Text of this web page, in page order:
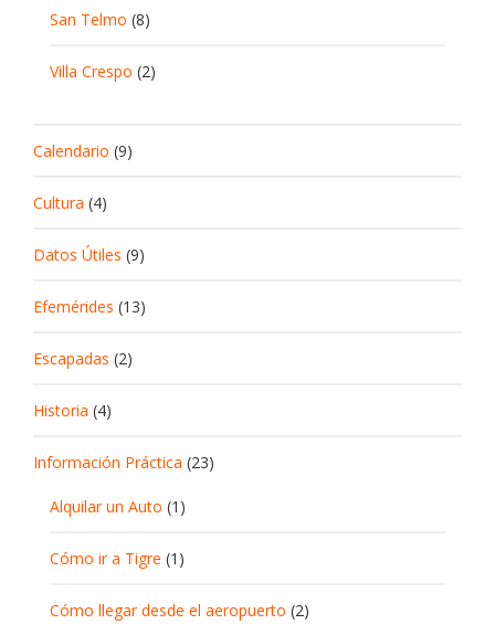
San Telmo (8)
Villa Crespo (2)
Calendario (9)
Cultura (4)
Datos Útiles (9)
Efemérides (13)
Escapadas (2)
Historia (4)
Información Práctica (23)
Alquilar un Auto (1)
Cómo ir a Tigre (1)
Cómo llegar desde el aeropuerto (2)